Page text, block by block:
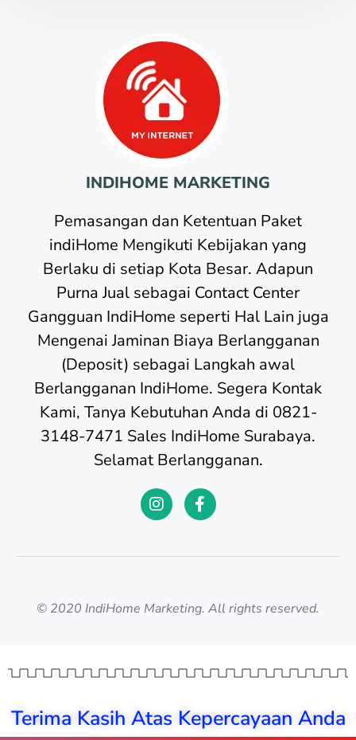
INDIHOME MARKETING
Pemasangan dan Ketentuan Paket
indiHome Mengikuti Kebijakan yang
Berlaku di setiap Kota Besar. Adapun
Purna Jual sebagai Contact Center
Gangguan IndiHome seperti Hal Lain juga
Mengenai Jaminan Biaya Berlangganan
(Deposit) sebagai Langkah awal
Berlangganan IndiHome. Segera Kontak
Kami, Tanya Kebutuhan Anda di 0821-
3148-7471 Sales IndiHome Surabaya.
Selamat Berlangganan.
© 2020 IndiHome Marketing. All rights reserved.
Terima Kasih Atas Kepercayaan Anda